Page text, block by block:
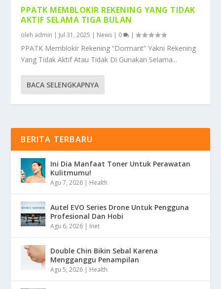
PPATK MEMBLOKIR REKENING YANG TIDAK
AKTIF SELAMA TIGA BULAN
oleh admin | Jul 31, 2025 | News | 0 |
PPATK Memblokir Rekening “Dormant” Yakni Rekening
Yang Tidak Aktif Atau Tidak Di Gunakan Selama...
BACA SELENGKAPNYA
BERITA TERBARU
Ini Dia Manfaat Toner Untuk Perawatan
Kulitmumu!
Agu 7, 2026 | Health
Autel EVO Series Drone Untuk Pengguna
Profesional Dan Hobi
Agu 6, 2026 | Inet
Double Chin Bikin Sebal Karena
Mengganggu Penampilan
Agu 5, 2026 | Health